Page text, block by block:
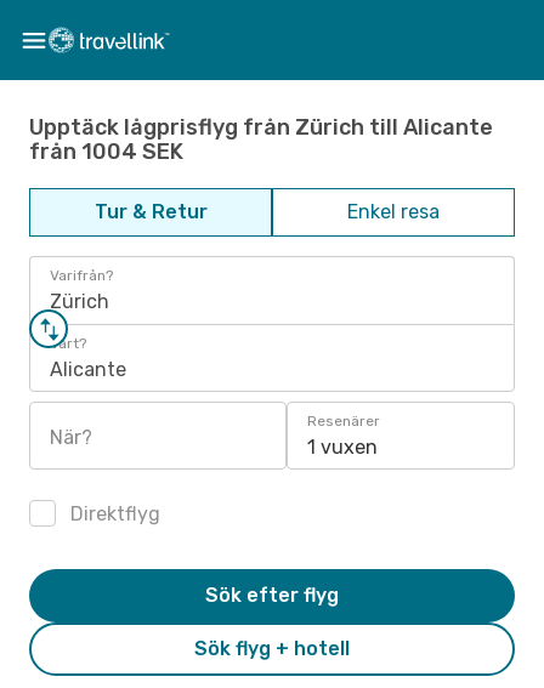
Upptäck lågprisflyg från Zürich till Alicante
från 1004 SEK
Tur & Retur Enkel resa
Varifrån?
Zürich
Vart?
Alicante
När?
Resenärer
1 vuxen
Direktflyg
Sök flyg + hotell
Sök efter flyg